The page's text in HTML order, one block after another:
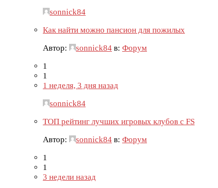
sonnick84
Как найти можно пансион для пожилых
Автор:
sonnick84 в: Форум
1
1
1 неделя, 3 дня назад
sonnick84
ТОП рейтинг лучших игровых клубов с FS
Автор:
sonnick84 в: Форум
1
1
3 недели назад